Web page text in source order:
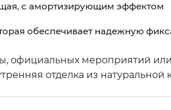
с амортизирующим эффектом
обеспечивает надежную
официальных мероприятий
отделка из